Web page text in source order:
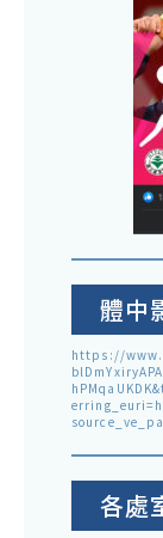
體中
https://
各處